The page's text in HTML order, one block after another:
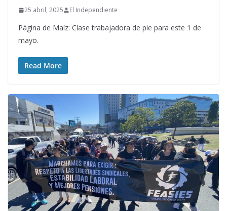
25 abril, 2025 El Independiente
Página de Maíz: Clase trabajadora de pie para este 1 de
mayo.
Read More